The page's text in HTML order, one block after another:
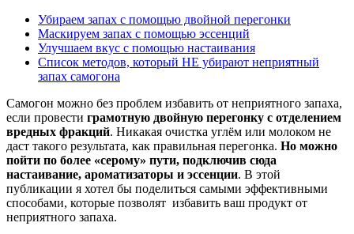
Убираем запах с помощью двойной перегонки
Маскируем запах с помощью эссенций
Улучшаем вкус с помощью настаивания
Список методов, который НЕ убирают неприятный
запах самогона
Самогон можно без проблем избавить от неприятного запаха,
если провести грамотную двойную перегонку с отделением
вредных фракций. Никакая очистка углём или молоком не
даст такого результата, как правильная перегонка. Но можно
пойти по более «серому» пути, подключив сюда
настаивание, ароматизаторы и эссенции. В этой
публикации я хотел бы поделиться самыми эффективными
способами, которые позволят избавить ваш продукт от
неприятного запаха.